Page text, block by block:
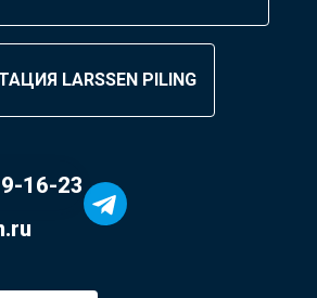
LARSSEN PILING
16-23